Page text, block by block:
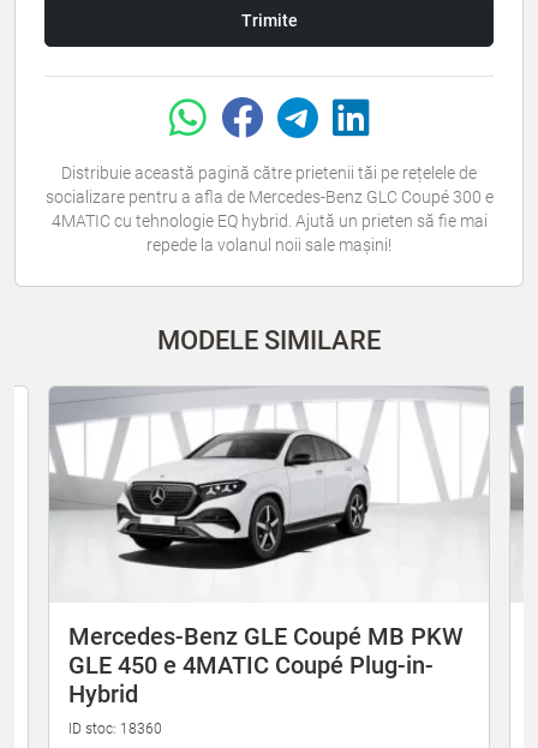
Trimite
Distribuie această pagină către prietenii tăi pe rețelele de
socializare pentru a afla de Mercedes-Benz GLC Coupé 300 e
4MATIC cu tehnologie EQ hybrid. Ajută un prieten să fie mai
repede la volanul noii sale mașini!
MODELE SIMILARE
Mercedes-Benz GLE Coupé MB PKW
GLE 450 e 4MATIC Coupé Plug-in-
Hybrid
ID stoc: 18360